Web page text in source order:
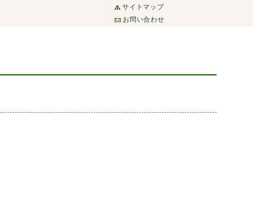
サイトマップ
お問い合わせ